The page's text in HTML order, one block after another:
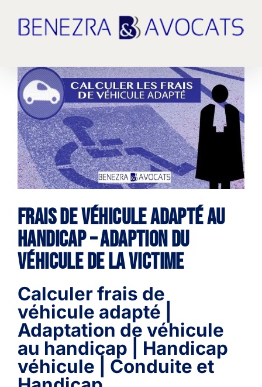
contenu
Voir
l'image
agrandie
FRAIS DE VÉHICULE ADAPTÉ AU
HANDICAP – adaption du
véhicule de la victime
Calculer frais de
véhicule adapté |
Adaptation de véhicule
au handicap | Handicap
véhicule | Conduite et